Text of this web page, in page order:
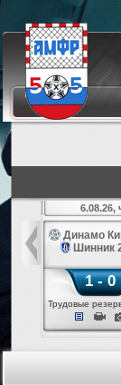
14
6.08.26,
Динамо
Шинник
1 - 0
Трудовые